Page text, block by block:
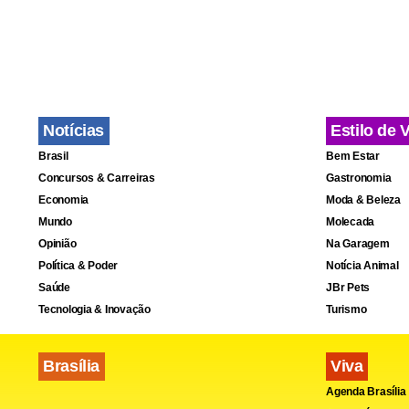
Segundo
“Terra para
projeto, de
aos
fins de
Notícias
Brasil
Concursos & Carreiras
Economia
Mundo
Opinião
Política & Poder
Saúde
Tecnologia & Inovação
Brasília
Estilo de
Bem Estar
Gastronomia
Moda & Beleza
Molecada
Na Garagem
Notícia Animal
JBr Pets
Turismo
Viva
Agenda Brasília